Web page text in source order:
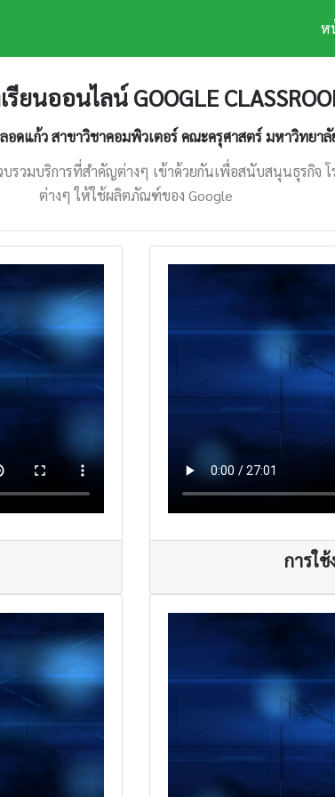
ห
ยนออนไลน์ GOOGLE
อดแก้ว สาขาวิชาคอมพิวเตอร์ คณะครุศาสตร์ มหาวิทยา
รวมบริการที่สําคัญต่างๆ เข้าด้วยกันเพื่อสนับสนุนธุรกิจ
ต่างๆ ให้ใช้ผลิตภัณฑ์ของ Google
การใ